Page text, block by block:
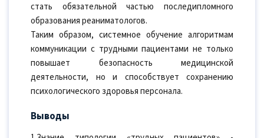
стать обязательной частью последипломного
образования реаниматологов.
Таким образом, системное обучение алгоритмам
коммуникации с трудными пациентами не только
повышает безопасность медицинской
деятельности, но и способствует сохранению
психологического здоровья персонала.
Выводы